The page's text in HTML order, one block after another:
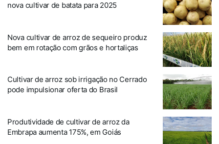
nova cultivar de batata para 2025
Nova cultivar de arroz de sequeiro produz
bem em rotação com grãos e hortaliças
Cultivar de arroz sob irrigação no Cerrado
pode impulsionar oferta do Brasil
Produtividade de cultivar de arroz da
Embrapa aumenta 175%, em Goiás